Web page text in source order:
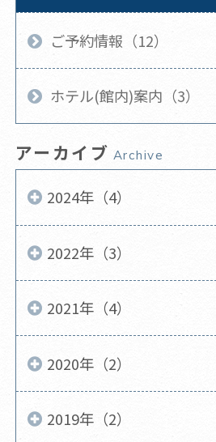
ご予約情報（12）
ホテル(館内)案内（3）
アーカイブ Archive
2024年（4）
2022年（3）
2021年（4）
2020年（2）
2019年（2）